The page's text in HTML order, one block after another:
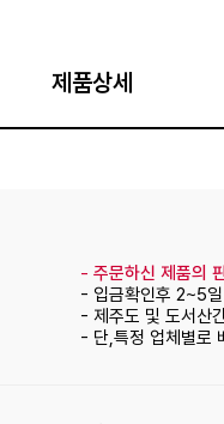
제품상세
- 주문하신 제품의
- 입금확인후 2~5
- 제주도 및 도서산
- 단,특정 업체별로